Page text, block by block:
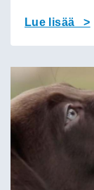
Lue lisää >